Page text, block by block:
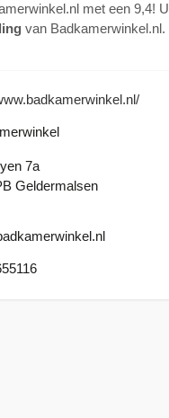
met een 9,4! U
van Badkamerwinkel.nl.
7a
Geldermalsen